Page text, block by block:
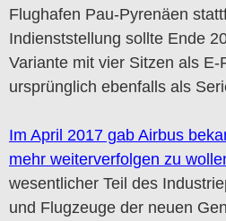
Flughafen Pau-Pyrenäen
Indienststellung sollte Ende
Variante mit vier Sitzen als E-
ursprünglich ebenfalls als
Im April 2017 gab Airbus
mehr weiterverfolgen zu
wesentlicher Teil des
und Flugzeuge der neuen